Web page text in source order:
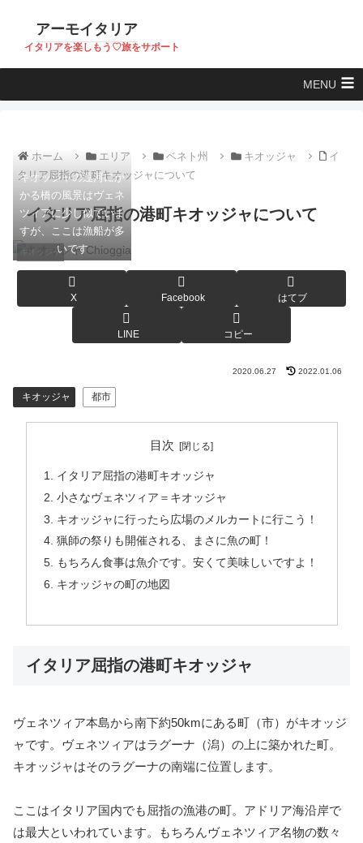
アーモイタリア
イタリアを楽しもう♡旅をサポート
MENU
ホーム エリア ベネト州 キオッジャ
イ
タリア屈指の港町キオッジャについて
イタリア屈指の港町キオッジャについて
キオッジャ
キオッジャの運河にか
かる橋の風景はヴェネ
ツィアに少し似ていま
すが、ここは漁船が多
いです
X Facebook はてブ
LINE コピー
2020.06.27 2022.01.06
キオッジャ 都市
目次
イタリア屈指の港町キオッジャ
小さなヴェネツィア＝キオッジャ
キオッジャに行ったら広場のメルカートに行こう！
猟師の祭りも開催される、まさに魚の町！
もちろん食事は魚介です。安くて美味しいですよ！
キオッジャの町の地図
イタリア屈指の港町キオッジャ
ヴェネツィア本島から南下約50kmにある町（市）がキオッジ
ャです。ヴェネツィアはラグーナ（潟）の上に築かれた町。
キオッジャはそのラグーナの南端に位置します。
ここはイタリア国内でも屈指の漁港の町。アドリア海沿岸で
は最大といわれています。もちろんヴェネツィア名物の数々